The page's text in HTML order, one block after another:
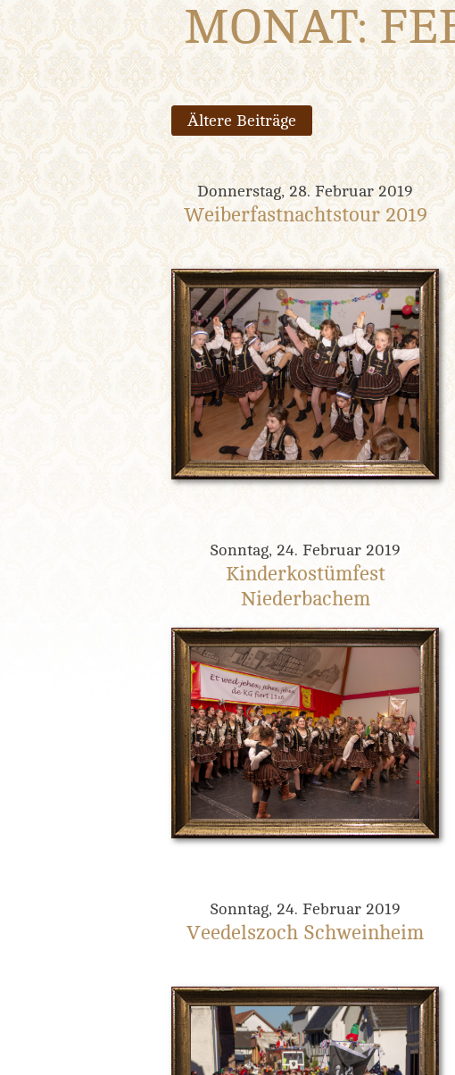
MONAT:
Beitragsnavigation
Ältere Beiträge
Donnerstag, 28. Februar 2019
Weiberfastnachtstour 2019
Sonntag, 24. Februar 2019
Kinderkostümfest
Niederbachem
Sonntag, 24. Februar 2019
Veedelszoch Schweinheim